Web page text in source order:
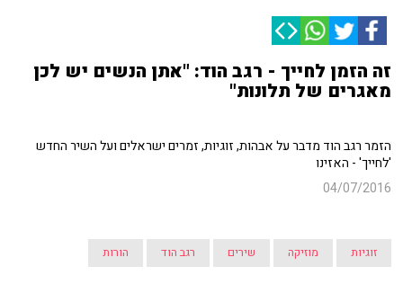
זה הזמן לחייך - רגב הוד: "אתן הנשים יש לכן
מאגרים של תלונות"
הזמר רגב הוד מדבר על אבהות, זוגיות, זמרים ישראלים ועל השיר החדש
'לחייך' - האזינו
04/07/2016
זוגיות מוזיקה שירים רגב הוד הורות